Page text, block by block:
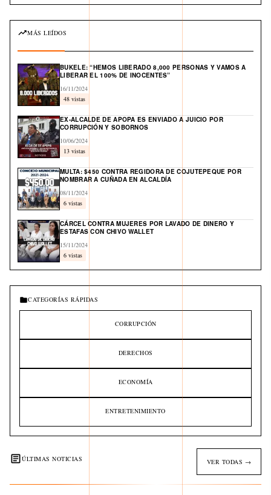
MÁS LEÍDOS
BUKELE: “HEMOS LIBERADO 8,000 PERSONAS Y VAMOS A
LIBERAR EL 100% DE INOCENTES”
16/11/2024
48 vistas
EX-ALCALDE DE APOPA ES ENVIADO A JUICIO POR
CORRUPCIÓN Y SOBORNOS
10/06/2024
13 vistas
MULTA: $450 CONTRA REGIDORA DE COJUTEPEQUE POR
NOMBRAR A CUÑADA EN ALCALDÍA
08/11/2024
6 vistas
CÁRCEL CONTRA MUJERES POR LAVADO DE DINERO Y
ESTAFAS CON CHIVO WALLET
15/11/2024
6 vistas
CATEGORÍAS RÁPIDAS
CORRUPCIÓN
DERECHOS
ECONOMÍA
ENTRETENIMIENTO
ÚLTIMAS NOTICIAS VER TODAS →